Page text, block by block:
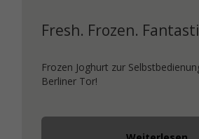
Fresh. Frozen.
Frozen Joghurt zur
Berliner Tor!